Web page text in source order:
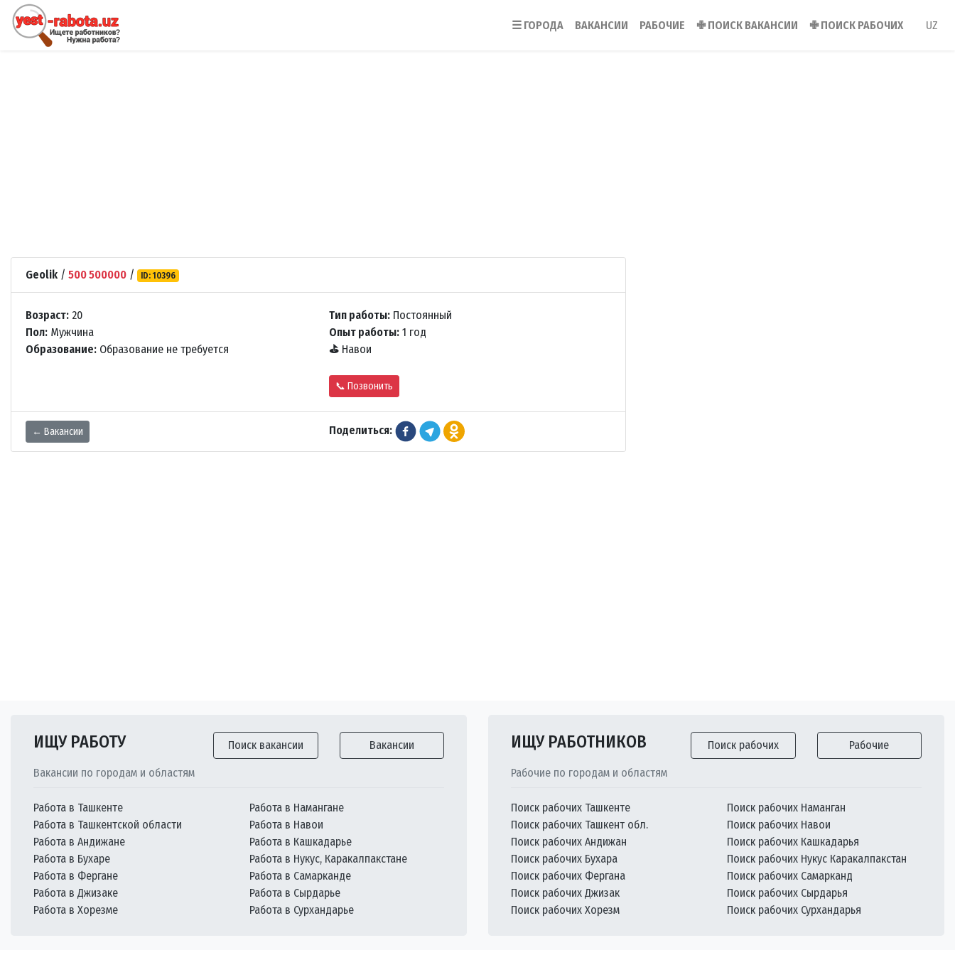
☰ ГОРОДА ВАКАНСИИ РАБОЧИЕ ✙ПОИСК ВАКАНСИИ ✙ПОИСК РАБОЧИХ UZ
Geolik / 500 500000 / ID: 10396
Возраст: 20
Пол: Мужчина
Образование: Образование не требуется
Тип работы: Постоянный
Опыт работы: 1 год
⛳ Навои
📞 Позвонить
← Вакансии Поделиться:
ИЩУ РАБОТУ Поиск вакансии Вакансии
Вакансии по городам и областям
Работа в Ташкенте
Работа в Ташкентской области
Работа в Андижане
Работа в Бухаре
Работа в Фергане
Работа в Джизаке
Работа в Хорезме
Работа в Намангане
Работа в Навои
Работа в Кашкадарье
Работа в Нукус, Каракалпакстане
Работа в Самарканде
Работа в Сырдарье
Работа в Сурхандарье
ИЩУ РАБОТНИКОВ Поиск рабочих Рабочие
Рабочие по городам и областям
Поиск рабочих Ташкенте
Поиск рабочих Ташкент обл.
Поиск рабочих Андижан
Поиск рабочих Бухара
Поиск рабочих Фергана
Поиск рабочих Джизак
Поиск рабочих Хорезм
Поиск рабочих Наманган
Поиск рабочих Навои
Поиск рабочих Кашкадарья
Поиск рабочих Нукус Каракалпакстан
Поиск рабочих Самарканд
Поиск рабочих Сырдарья
Поиск рабочих Сурхандарья